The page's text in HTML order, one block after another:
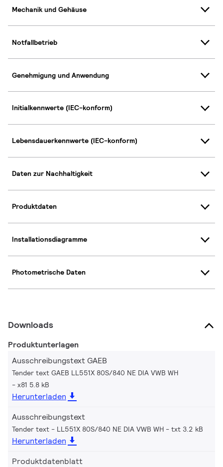
Mechanik und Gehäuse
Notfallbetrieb
Genehmigung und Anwendung
Initialkennwerte (IEC-konform)
Lebensdauerkennwerte (IEC-konform)
Daten zur Nachhaltigkeit
Produktdaten
Installationsdiagramme
Photometrische Daten
Downloads
Produktunterlagen
Ausschreibungstext GAEB
Tender text GAEB LL551X 80S/840 NE DIA VWB WH
x81 5.8 kB
Herunterladen
Ausschreibungstext
Tender text - LL551X 80S/840 NE DIA VWB WH txt 3.2 kB
Herunterladen
Produktdatenblatt